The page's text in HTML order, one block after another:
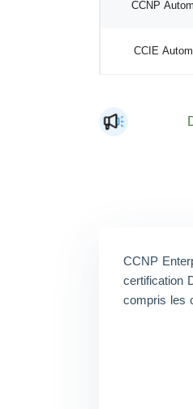
CCNP
CCIE
CCNP
certification
compris les